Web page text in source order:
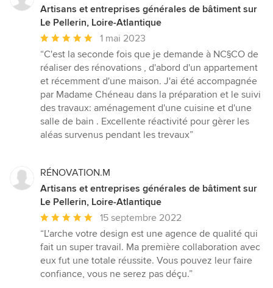
Artisans et entreprises générales de bâtiment sur
Le Pellerin, Loire-Atlantique
Note
moyenne
:
5
étoiles
sur
5
1 mai 2023
“C'est la seconde fois que je demande à NC§CO de
réaliser des rénovations , d'abord d'un appartement
et récemment d'une maison. J'ai été accompagnée
par Madame Chéneau dans la préparation et le suivi
des travaux: aménagement d'une cuisine et d'une
salle de bain . Excellente réactivité pour gèrer les
aléas survenus pendant les trevaux”
RÉNOVATION.M
Artisans et entreprises générales de bâtiment sur
Le Pellerin, Loire-Atlantique
Note
moyenne
:
5
étoiles
15 septembre 2022
“L'arche votre design est une agence de qualité qui
fait un super travail. Ma première collaboration avec
eux fut une totale réussite. Vous pouvez leur faire
confiance, vous ne serez pas déçu.”